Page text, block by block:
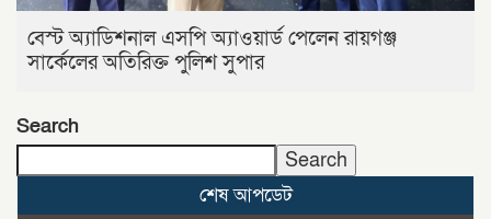
বেস্ট অ্যাডিশনাল এসপি অ্যাওয়ার্ড পেলেন রায়গঞ্জ
সার্কেলের অতিরিক্ত পুলিশ সুপার
Search
Search
শেষ আপডেট